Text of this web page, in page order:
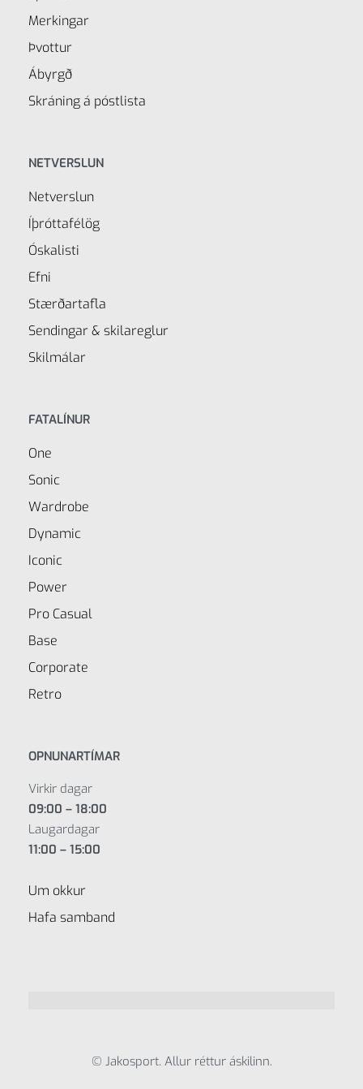
Merkingar
Þvottur
Ábyrgð
Skráning á póstlista
NETVERSLUN
Netverslun
Íþróttafélög
Óskalisti
Efni
Stærðartafla
Sendingar & skilareglur
Skilmálar
FATALÍNUR
One
Sonic
Wardrobe
Dynamic
Iconic
Power
Pro Casual
Base
Corporate
Retro
OPNUNARTÍMAR
Virkir dagar
09:00 – 18:00
Laugardagar
11:00 – 15:00
Um okkur
Hafa samband
© Jakosport. Allur réttur áskilinn.